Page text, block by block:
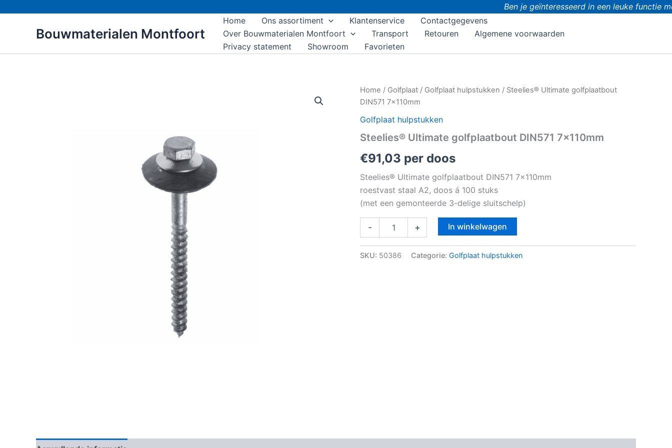
Ben je geïnteresseerd in een leuke functie
Bouwmaterialen Montfoort
Home Ons assortiment Klantenservice
Contactgegevens
Over Bouwmaterialen Montfoort
Transport Retouren
Algemene voorwaarden
Privacy statement
Showroom Favorieten
Home / Golfplaat / Golfplaat hulpstukken / Steelies® Ultimate golfplaatbout
DIN571 7x110mm
Golfplaat hulpstukken
Steelies® Ultimate golfplaatbout DIN571 7x110mm
€91,03 per doos
Steelies® Ultimate golfplaatbout DIN571 7x110mm
roestvast staal A2, doos á 100 stuks
(met een gemonteerde 3-delige sluitschelp)
-
Steelies®
Ultimate
DIN571
aantal
+ In winkelwagen
SKU: 50386 Categorie: Golfplaat hulpstukken